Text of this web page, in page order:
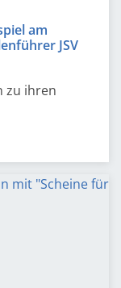
am
JSV
zu ihren